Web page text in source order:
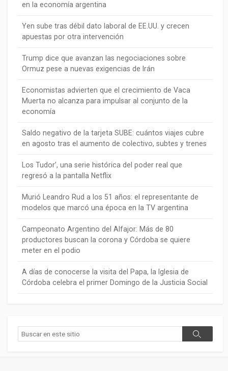
en la economía argentina
Yen sube tras débil dato laboral de EE.UU. y crecen
apuestas por otra intervención
Trump dice que avanzan las negociaciones sobre
Ormuz pese a nuevas exigencias de Irán
Economistas advierten que el crecimiento de Vaca
Muerta no alcanza para impulsar al conjunto de la
economía
Saldo negativo de la tarjeta SUBE: cuántos viajes cubre
en agosto tras el aumento de colectivo, subtes y trenes
Los Tudor’, una serie histórica del poder real que
regresó a la pantalla Netflix
Murió Leandro Rud a los 51 años: el representante de
modelos que marcó una época en la TV argentina
Campeonato Argentino del Alfajor: Más de 80
productores buscan la corona y Córdoba se quiere
meter en el podio
A días de conocerse la visita del Papa, la Iglesia de
Córdoba celebra el primer Domingo de la Justicia Social
Buscar
Buscar